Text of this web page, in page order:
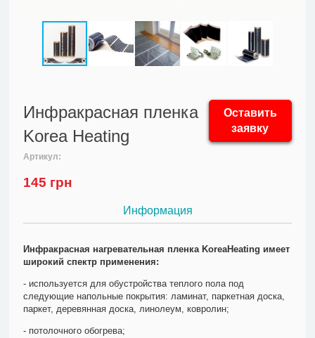
Инфракрасная пленка
Korea Heating
Оставить
заявку
Артикул:
145 грн
Информация
Инфракрасная нагревательная пленка KoreaHeating имеет
широкий спектр применения:
- используется для обустройства теплого пола под
следующие напольные покрытия: ламинат, паркетная доска,
паркет, деревянная доска, линолеум, ковролин;
- потолочного обогрева;